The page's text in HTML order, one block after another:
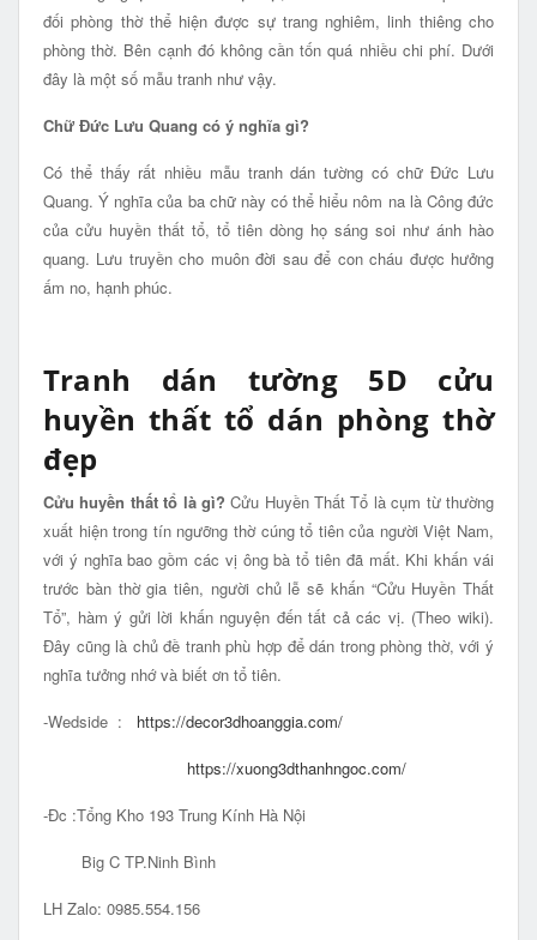
đối phòng thờ thể hiện được sự trang nghiêm, linh thiêng cho
phòng thờ. Bên cạnh đó không cần tốn quá nhiều chi phí. Dưới
đây là một số mẫu tranh như vậy.
Chữ Đức Lưu Quang có ý nghĩa gì?
Có thể thấy rất nhiều mẫu tranh dán tường có chữ Đức Lưu
Quang. Ý nghĩa của ba chữ này có thể hiểu nôm na là Công đức
của cửu huyền thất tổ, tổ tiên dòng họ sáng soi như ánh hào
quang. Lưu truyền cho muôn đời sau để con cháu được hưởng
ấm no, hạnh phúc.
Tranh dán tường 5D cửu
huyền thất tổ dán phòng thờ
đẹp
Cửu huyền thất tổ là gì? Cửu Huyền Thất Tổ là cụm từ thường
xuất hiện trong tín ngưỡng thờ cúng tổ tiên của người Việt Nam,
với ý nghĩa bao gồm các vị ông bà tổ tiên đã mất. Khi khấn vái
trước bàn thờ gia tiên, người chủ lễ sẽ khấn “Cửu Huyền Thất
Tổ”, hàm ý gửi lời khấn nguyện đến tất cả các vị. (Theo wiki).
Đây cũng là chủ đề tranh phù hợp để dán trong phòng thờ, với ý
nghĩa tưởng nhớ và biết ơn tổ tiên.
-Wedside : https://decor3dhoanggia.com/
https://xuong3dthanhngoc.com/
-Đc :Tổng Kho 193 Trung Kính Hà Nội
Big C TP.Ninh Bình
LH Zalo: 0985.554.156